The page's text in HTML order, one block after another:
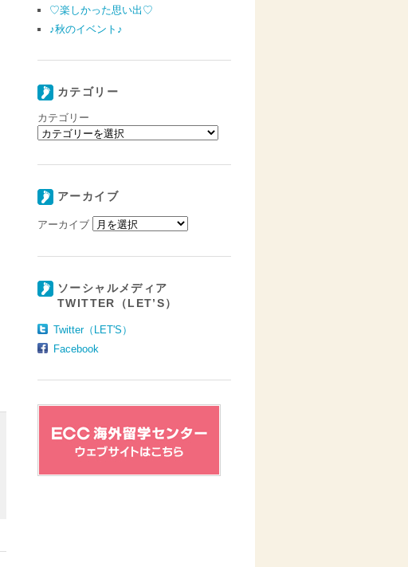
♡楽しかった思い出♡
♪秋のイベント♪
カテゴリー
カテゴリー
アーカイブ
アーカイブ
ソーシャルメディア
TWITTER（LET’S）
Twitter（LET'S）
Facebook